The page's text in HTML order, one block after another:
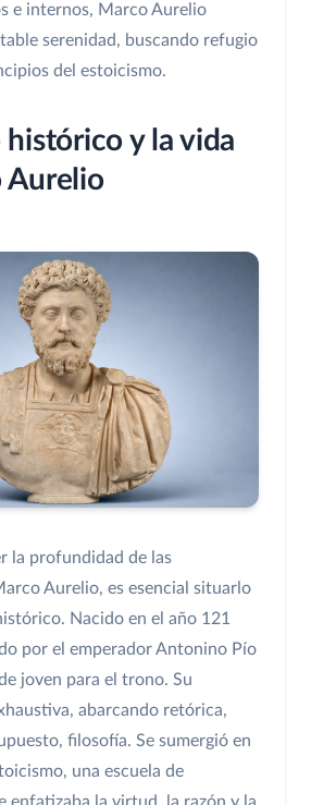
e internos, Marco Aurelio
serenidad, buscando refugio
del estoicismo.
y la vida
Aurelio
la profundidad de las
Aurelio, es esencial situarlo
Nacido en el año 121
por el emperador Antonino Pío
joven para el trono. Su
abarcando retórica,
filosofía. Se sumergió en
una escuela de